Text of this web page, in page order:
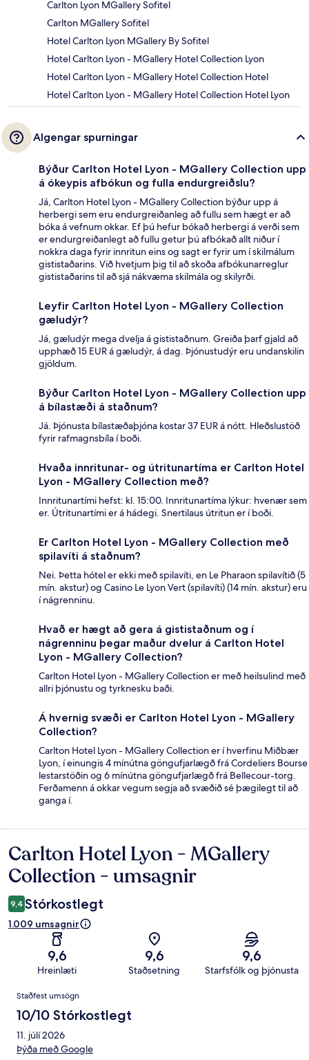
Carlton Lyon MGallery Sofitel
Carlton MGallery Sofitel
Hotel Carlton Lyon MGallery By Sofitel
Hotel Carlton Lyon - MGallery Hotel Collection Lyon
Hotel Carlton Lyon - MGallery Hotel Collection Hotel
Hotel Carlton Lyon - MGallery Hotel Collection Hotel Lyon
Algengar spurningar
Býður Carlton Hotel Lyon - MGallery Collection upp
á ókeypis afbókun og fulla endurgreiðslu?
Já, Carlton Hotel Lyon - MGallery Collection býður upp á
herbergi sem eru endurgreiðanleg að fullu sem hægt er að
bóka á vefnum okkar. Ef þú hefur bókað herbergi á verði sem
er endurgreiðanlegt að fullu getur þú afbókað allt niður í
nokkra daga fyrir innritun eins og sagt er fyrir um í skilmálum
gististaðarins. Við hvetjum þig til að skoða afbókunarreglur
gististaðarins til að sjá nákvæma skilmála og skilyrði.
Leyfir Carlton Hotel Lyon - MGallery Collection
gæludýr?
Já, gæludýr mega dvelja á gististaðnum. Greiða þarf gjald að
upphæð 15 EUR á gæludýr, á dag. Þjónustudýr eru undanskilin
gjöldum.
Býður Carlton Hotel Lyon - MGallery Collection upp
á bílastæði á staðnum?
Já. Þjónusta bílastæðaþjóna kostar 37 EUR á nótt. Hleðslustöð
fyrir rafmagnsbíla í boði.
Hvaða innritunar- og útritunartíma er Carlton Hotel
Lyon - MGallery Collection með?
Innritunartími hefst: kl. 15:00. Innritunartíma lýkur: hvenær sem
er. Útritunartími er á hádegi. Snertilaus útritun er í boði.
Er Carlton Hotel Lyon - MGallery Collection með
spilavíti á staðnum?
Nei. Þetta hótel er ekki með spilavíti, en Le Pharaon spilavítið (5
mín. akstur) og Casino Le Lyon Vert (spilavíti) (14 mín. akstur) eru
í nágrenninu.
Hvað er hægt að gera á gististaðnum og í
nágrenninu þegar maður dvelur á Carlton Hotel
Lyon - MGallery Collection?
Carlton Hotel Lyon - MGallery Collection er með heilsulind með
allri þjónustu og tyrknesku baði.
Á hvernig svæði er Carlton Hotel Lyon - MGallery
Collection?
Carlton Hotel Lyon - MGallery Collection er í hverfinu Miðbær
Lyon, í einungis 4 mínútna göngufjarlægð frá Cordeliers Bourse
lestarstöðin og 6 mínútna göngufjarlægð frá Bellecour-torg.
Ferðamenn á okkar vegum segja að svæðið sé þægilegt til að
ganga í.
Umsagnir
Carlton Hotel Lyon - MGallery
Collection - umsagnir
9,4 Stórkostlegt
1.009 umsagnir
9,6
Hreinlæti
9,6
Staðsetning
9,6
Starfsfólk og þjónusta
Umsagnir
Staðfest umsögn
10/10 Stórkostlegt
11. júlí 2026
Þýða með Google